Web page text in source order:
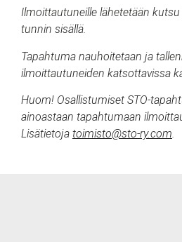
Ilmoittautuneille lähetetään
tunnin sisällä.
Tapahtuma nauhoitetaan ja
ilmoittautuneiden katsottavissa
Huom! Osallistumiset STO-
ainoastaan tapahtumaan
Lisätietoja toimisto@sto-ry.com.